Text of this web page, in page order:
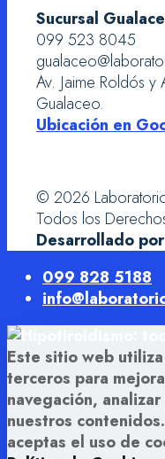
Sucursal
099 523 8045
Av. Jaime Roldós
Gualaceo.
Ubicación en
© 2026
Todos los
Desarrollado por
099 828 5188
Este sitio web
terceros para
navegación,
nuestros
aceptas el uso de